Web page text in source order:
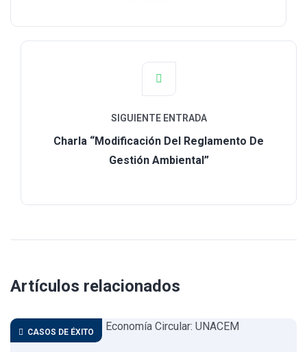
SIGUIENTE ENTRADA
Charla “Modificación Del Reglamento De
Gestión Ambiental”
Artículos relacionados
CASOS DE ÉXITO